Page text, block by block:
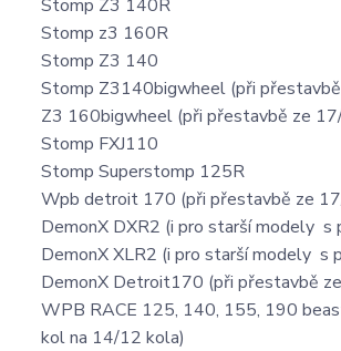
Stomp Z3 140R
Stomp z3 160R
Stomp Z3 140
Stomp Z3140bigwheel (při
Z3 160bigwheel (při přestavbě ze
Stomp FXJ110
Stomp Superstomp 125R
Wpb detroit 170 (při přestavbě ze
DemonX DXR2 (i pro starší modely s
DemonX XLR2 (i pro starší modely s
DemonX Detroit170 (při přestavbě
WPB RACE 125, 140, 155, 190
kol na 14/12 kola)